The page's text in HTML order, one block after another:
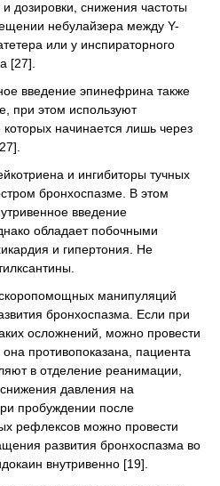
дозировки, снижения частоты
небулайзера между Y-
или у инспираторного
[27].
введение эпинефрина также
при этом используют
которых начинается лишь через
и ингибиторы тучных
бронхоспазме. В этом
введение
обладает побочными
и гипертония. Не
манипуляций
бронхоспазма. Если при
осложнений, можно провести
противопоказана, пациента
в отделение реанимации,
давления на
пробуждении после
рефлексов можно провести
развития бронхоспазма во
внутривенно [19].